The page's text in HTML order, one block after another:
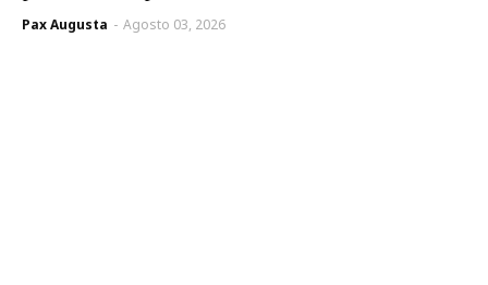
Pax Augusta - Agosto 03, 2026